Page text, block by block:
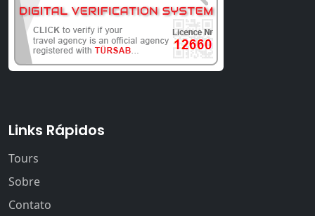
Links Rápidos
Tours
Sobre
Contato